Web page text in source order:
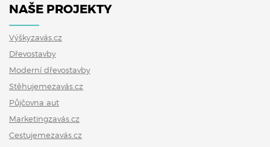
NAŠE PROJEKTY
Výškyzavás.cz
Dřevostavby
Moderní dřevostavby
Stěhujemezavás.cz
Půjčovna aut
Marketingzavás.cz
Cestujemezavás.cz